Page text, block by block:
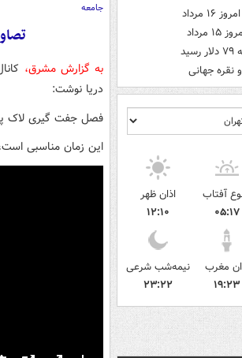
مرداد
نقره جهانی
آفتاب
۰۵:۱۷
اذان ظهر
۱۲:۱۰
مغرب
۱۹:۲۳
نیمه‌شب شرعی
۲۳:۲۲
جامعه
به گزارش مشرق،
دریا نوشت:
فصل جفت گیری لاک
این زمان مناسبی